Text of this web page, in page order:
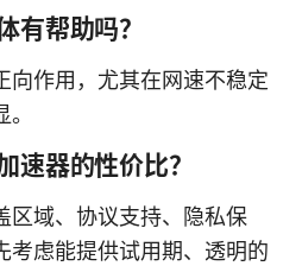
有帮助吗？
向作用，尤其在网速不稳定
速器的性价比？
区域、协议支持、隐私保
考虑能提供试用期、透明的